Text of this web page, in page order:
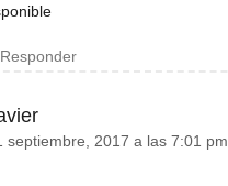
Responder
septiembre, 2017 a las 7:01 pm